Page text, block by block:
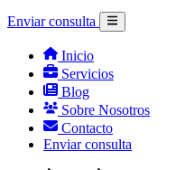
Enviar consulta
Inicio
Servicios
Blog
Sobre Nosotros
Contacto
Enviar consulta